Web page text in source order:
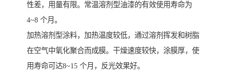
性差，用量有限。常温溶剂型油漆的有效使用寿命为
4~8 个月。
加热溶剂型涂料，加热温度较低，通过溶剂挥发和树脂
在空气中氧化聚合而成膜。干燥速度较快，涂膜厚，使
用寿命可达8~15 个月，反光效果好。